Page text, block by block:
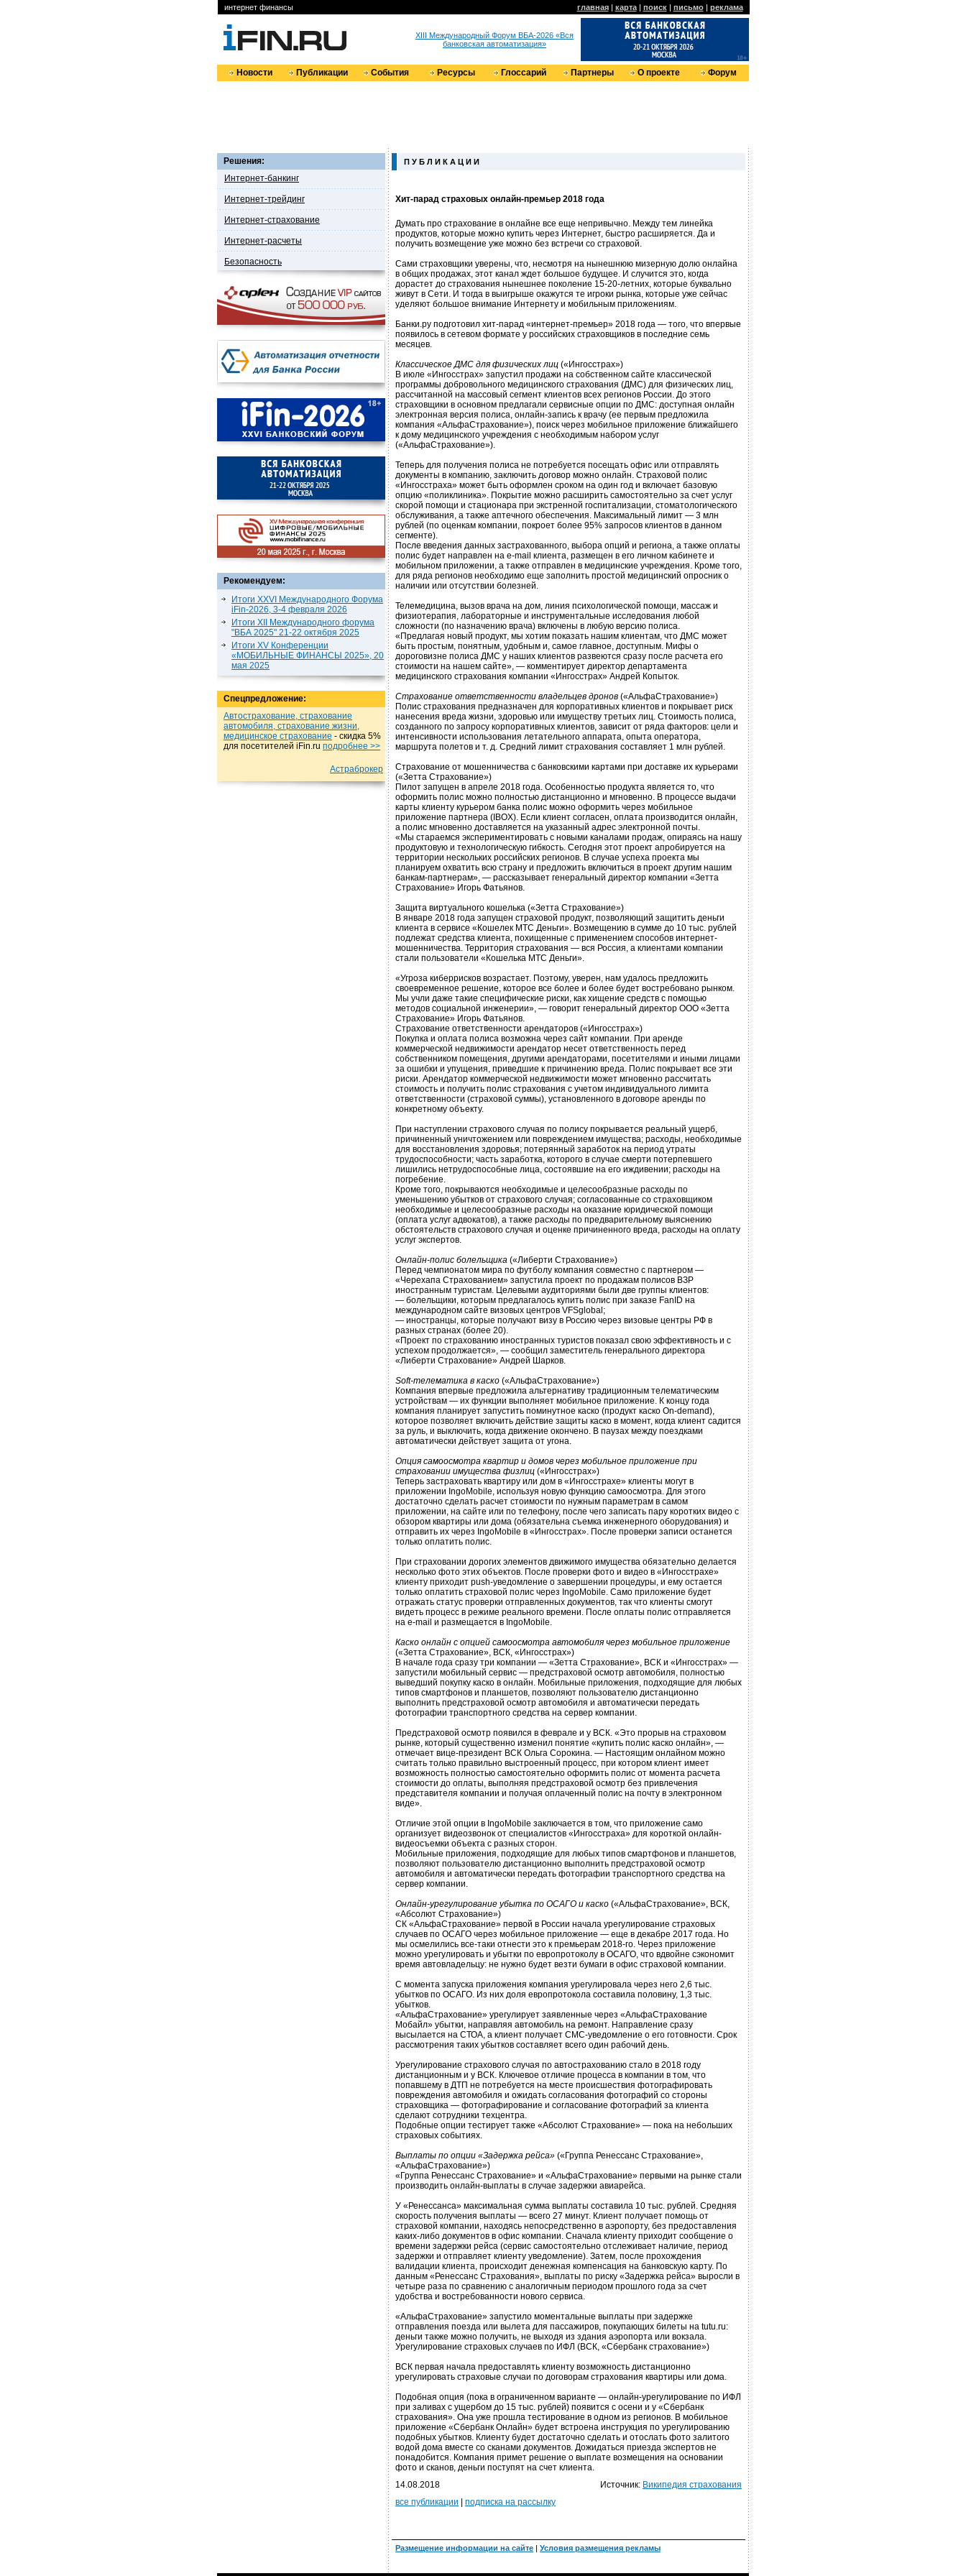
интернет финансы главная| карта| поиск| письмо| реклама
XIII Международный Форум ВБА-2026 «Вся
банковская автоматизация»
Новости Публикации События Ресурсы Глоссарий Партнеры О проекте Форум
Решения:
Интернет-банкинг
Интернет-трейдинг
Интернет-страхование
Интернет-расчеты
Безопасность
Рекомендуем:
Итоги XXVI Международного Форума
iFin-2026, 3-4 февраля 2026
Итоги XII Международного форума
"ВБА 2025" 21-22 октября 2025
Итоги XV Конференции
«МОБИЛЬНЫЕ ФИНАНСЫ 2025», 20
мая 2025
Спецпредложение:
Автострахование, страхование
автомобиля, страхование жизни,
медицинское страхование - cкидка 5%
для посетителей iFin.ru подробнеe >>
Астраброкер
П У Б Л И К А Ц И И
Хит-парад страховых онлайн-премьер 2018 года
Думать про страхование в онлайне все еще непривычно. Между тем линейка
продуктов, которые можно купить через Интернет, быстро расширяется. Да и
получить возмещение уже можно без встречи со страховой.
Сами страховщики уверены, что, несмотря на нынешнюю мизерную долю онлайна
в общих продажах, этот канал ждет большое будущее. И случится это, когда
дорастет до страхования нынешнее поколение 15-20-летних, которые буквально
живут в Сети. И тогда в выигрыше окажутся те игроки рынка, которые уже сейчас
уделяют большое внимание Интернету и мобильным приложениям.
Банки.ру подготовил хит-парад «интернет-премьер» 2018 года — того, что впервые
появилось в сетевом формате у российских страховщиков в последние семь
месяцев.
Классическое ДМС для физических лиц («Ингосстрах»)
В июле «Ингосстрах» запустил продажи на собственном сайте классической
программы добровольного медицинского страхования (ДМС) для физических лиц,
рассчитанной на массовый сегмент клиентов всех регионов России. До этого
страховщики в основном предлагали сервисные опции по ДМС: доступная онлайн
электронная версия полиса, онлайн-запись к врачу (ее первым предложила
компания «АльфаСтрахование»), поиск через мобильное приложение ближайшего
к дому медицинского учреждения с необходимым набором услуг
(«АльфаСтрахование»).
Теперь для получения полиса не потребуется посещать офис или отправлять
документы в компанию, заключить договор можно онлайн. Страховой полис
«Ингосстраха» может быть оформлен сроком на один год и включает базовую
опцию «поликлиника». Покрытие можно расширить самостоятельно за счет услуг
скорой помощи и стационара при экстренной госпитализации, стоматологического
обслуживания, а также аптечного обеспечения. Максимальный лимит — 3 млн
рублей (по оценкам компании, покроет более 95% запросов клиентов в данном
сегменте).
После введения данных застрахованного, выбора опций и региона, а также оплаты
полис будет направлен на e-mail клиента, размещен в его личном кабинете и
мобильном приложении, а также отправлен в медицинские учреждения. Кроме того,
для ряда регионов необходимо еще заполнить простой медицинский опросник о
наличии или отсутствии болезней.
Телемедицина, вызов врача на дом, линия психологической помощи, массаж и
физиотерапия, лабораторные и инструментальные исследования любой
сложности (по назначению врача) включены в любую версию полиса.
«Предлагая новый продукт, мы хотим показать нашим клиентам, что ДМС может
быть простым, понятным, удобным и, самое главное, доступным. Мифы о
дороговизне полиса ДМС у наших клиентов развеются сразу после расчета его
стоимости на нашем сайте», — комментирует директор департамента
медицинского страхования компании «Ингосстрах» Андрей Копыток.
Страхование ответственности владельцев дронов («АльфаСтрахование»)
Полис страхования предназначен для корпоративных клиентов и покрывает риск
нанесения вреда жизни, здоровью или имуществу третьих лиц. Стоимость полиса,
созданного по запросу корпоративных клиентов, зависит от ряда факторов: цели и
интенсивности использования летательного аппарата, опыта оператора,
маршрута полетов и т. д. Средний лимит страхования составляет 1 млн рублей.
Страхование от мошенничества с банковскими картами при доставке их курьерами
(«Зетта Страхование»)
Пилот запущен в апреле 2018 года. Особенностью продукта является то, что
оформить полис можно полностью дистанционно и мгновенно. В процессе выдачи
карты клиенту курьером банка полис можно оформить через мобильное
приложение партнера (IBOX). Если клиент согласен, оплата производится онлайн,
а полис мгновенно доставляется на указанный адрес электронной почты.
«Мы стараемся экспериментировать с новыми каналами продаж, опираясь на нашу
продуктовую и технологическую гибкость. Сегодня этот проект апробируется на
территории нескольких российских регионов. В случае успеха проекта мы
планируем охватить всю страну и предложить включиться в проект другим нашим
банкам-партнерам», — рассказывает генеральный директор компании «Зетта
Страхование» Игорь Фатьянов.
Защита виртуального кошелька («Зетта Страхование»)
В январе 2018 года запущен страховой продукт, позволяющий защитить деньги
клиента в сервисе «Кошелек МТС Деньги». Возмещению в сумме до 10 тыс. рублей
подлежат средства клиента, похищенные с применением способов интернет-
мошенничества. Территория страхования — вся Россия, а клиентами компании
стали пользователи «Кошелька МТС Деньги».
«Угроза киберрисков возрастает. Поэтому, уверен, нам удалось предложить
своевременное решение, которое все более и более будет востребовано рынком.
Мы учли даже такие специфические риски, как хищение средств с помощью
методов социальной инженерии», — говорит генеральный директор ООО «Зетта
Страхование» Игорь Фатьянов.
Страхование ответственности арендаторов («Ингосстрах»)
Покупка и оплата полиса возможна через сайт компании. При аренде
коммерческой недвижимости арендатор несет ответственность перед
собственником помещения, другими арендаторами, посетителями и иными лицами
за ошибки и упущения, приведшие к причинению вреда. Полис покрывает все эти
риски. Арендатор коммерческой недвижимости может мгновенно рассчитать
стоимость и получить полис страхования с учетом индивидуального лимита
ответственности (страховой суммы), установленного в договоре аренды по
конкретному объекту.
При наступлении страхового случая по полису покрывается реальный ущерб,
причиненный уничтожением или повреждением имущества; расходы, необходимые
для восстановления здоровья; потерянный заработок на период утраты
трудоспособности; часть заработка, которого в случае смерти потерпевшего
лишились нетрудоспособные лица, состоявшие на его иждивении; расходы на
погребение.
Кроме того, покрываются необходимые и целесообразные расходы по
уменьшению убытков от страхового случая; согласованные со страховщиком
необходимые и целесообразные расходы на оказание юридической помощи
(оплата услуг адвокатов), а также расходы по предварительному выяснению
обстоятельств страхового случая и оценке причиненного вреда, расходы на оплату
услуг экспертов.
Онлайн-полис болельщика («Либерти Страхование»)
Перед чемпионатом мира по футболу компания совместно с партнером —
«Черехапа Страхованием» запустила проект по продажам полисов ВЗР
иностранным туристам. Целевыми аудиториями были две группы клиентов:
— болельщики, которым предлагалось купить полис при заказе FanID на
международном сайте визовых центров VFSglobal;
— иностранцы, которые получают визу в Россию через визовые центры РФ в
разных странах (более 20).
«Проект по страхованию иностранных туристов показал свою эффективность и с
успехом продолжается», — сообщил заместитель генерального директора
«Либерти Страхование» Андрей Шарков.
Soft-телематика в каско («АльфаСтрахование»)
Компания впервые предложила альтернативу традиционным телематическим
устройствам — их функции выполняет мобильное приложение. К концу года
компания планирует запустить поминутное каско (продукт каско On-demand),
которое позволяет включить действие защиты каско в момент, когда клиент садится
за руль, и выключить, когда движение окончено. В паузах между поездками
автоматически действует защита от угона.
Опция самоосмотра квартир и домов через мобильное приложение при
страховании имущества физлиц («Ингосстрах»)
Теперь застраховать квартиру или дом в «Ингосстрахе» клиенты могут в
приложении IngoMobile, используя новую функцию самоосмотра. Для этого
достаточно сделать расчет стоимости по нужным параметрам в самом
приложении, на сайте или по телефону, после чего записать пару коротких видео с
обзором квартиры или дома (обязательна съемка инженерного оборудования) и
отправить их через IngoMobile в «Ингосстрах». После проверки записи останется
только оплатить полис.
При страховании дорогих элементов движимого имущества обязательно делается
несколько фото этих объектов. После проверки фото и видео в «Ингосстрахе»
клиенту приходит push-уведомление о завершении процедуры, и ему остается
только оплатить страховой полис через IngoMobile. Само приложение будет
отражать статус проверки отправленных документов, так что клиенты смогут
видеть процесс в режиме реального времени. После оплаты полис отправляется
на e-mail и размещается в IngoMobile.
Каско онлайн с опцией самоосмотра автомобиля через мобильное приложение
(«Зетта Страхование», ВСК, «Ингосстрах»)
В начале года сразу три компании — «Зетта Страхование», ВСК и «Ингосстрах» —
запустили мобильный сервис — предстраховой осмотр автомобиля, полностью
выведший покупку каско в онлайн. Мобильные приложения, подходящие для любых
типов смартфонов и планшетов, позволяют пользователю дистанционно
выполнить предстраховой осмотр автомобиля и автоматически передать
фотографии транспортного средства на сервер компании.
Предстраховой осмотр появился в феврале и у ВСК. «Это прорыв на страховом
рынке, который существенно изменил понятие «купить полис каско онлайн», —
отмечает вице-президент ВСК Ольга Сорокина. — Настоящим онлайном можно
считать только правильно выстроенный процесс, при котором клиент имеет
возможность полностью самостоятельно оформить полис от момента расчета
стоимости до оплаты, выполняя предстраховой осмотр без привлечения
представителя компании и получая оплаченный полис на почту в электронном
виде».
Отличие этой опции в IngoMobile заключается в том, что приложение само
организует видеозвонок от специалистов «Ингосстраха» для короткой онлайн-
видеосъемки объекта с разных сторон.
Мобильные приложения, подходящие для любых типов смартфонов и планшетов,
позволяют пользователю дистанционно выполнить предстраховой осмотр
автомобиля и автоматически передать фотографии транспортного средства на
сервер компании.
Онлайн-урегулирование убытка по ОСАГО и каско («АльфаСтрахование», ВСК,
«Абсолют Страхование»)
СК «АльфаСтрахование» первой в России начала урегулирование страховых
случаев по ОСАГО через мобильное приложение — еще в декабре 2017 года. Но
мы осмелились все-таки отнести это к премьерам 2018-го. Через приложение
можно урегулировать и убытки по европротоколу в ОСАГО, что вдвойне сэкономит
время автовладельцу: не нужно будет везти бумаги в офис страховой компании.
С момента запуска приложения компания урегулировала через него 2,6 тыс.
убытков по ОСАГО. Из них доля европротокола составила половину, 1,3 тыс.
убытков.
«АльфаСтрахование» урегулирует заявленные через «АльфаСтрахование
Мобайл» убытки, направляя автомобиль на ремонт. Направление сразу
высылается на СТОА, а клиент получает СМС-уведомление о его готовности. Срок
рассмотрения таких убытков составляет всего один рабочий день.
Урегулирование страхового случая по автострахованию стало в 2018 году
дистанционным и у ВСК. Ключевое отличие процесса в компании в том, что
попавшему в ДТП не потребуется на месте происшествия фотографировать
повреждения автомобиля и ожидать согласования фотографий со стороны
страховщика — фотографирование и согласование фотографий за клиента
сделают сотрудники техцентра.
Подобные опции тестирует также «Абсолют Страхование» — пока на небольших
страховых событиях.
Выплаты по опции «Задержка рейса» («Группа Ренессанс Страхование»,
«АльфаСтрахование»)
«Группа Ренессанс Страхование» и «АльфаСтрахование» первыми на рынке стали
производить онлайн-выплаты в случае задержки авиарейса.
У «Ренессанса» максимальная сумма выплаты составила 10 тыс. рублей. Средняя
скорость получения выплаты — всего 27 минут. Клиент получает помощь от
страховой компании, находясь непосредственно в аэропорту, без предоставления
каких-либо документов в офис компании. Сначала клиенту приходит сообщение о
времени задержки рейса (сервис самостоятельно отслеживает наличие, период
задержки и отправляет клиенту уведомление). Затем, после прохождения
валидации клиента, происходит денежная компенсация на банковскую карту. По
данным «Ренессанс Страхования», выплаты по риску «Задержка рейса» выросли в
четыре раза по сравнению с аналогичным периодом прошлого года за счет
удобства и востребованности нового сервиса.
«АльфаСтрахование» запустило моментальные выплаты при задержке
отправления поезда или вылета для пассажиров, покупающих билеты на tutu.ru:
деньги также можно получить, не выходя из здания аэропорта или вокзала.
Урегулирование страховых случаев по ИФЛ (ВСК, «Сбербанк страхование»)
ВСК первая начала предоставлять клиенту возможность дистанционно
урегулировать страховые случаи по договорам страхования квартиры или дома.
Подобная опция (пока в ограниченном варианте — онлайн-урегулирование по ИФЛ
при заливах с ущербом до 15 тыс. рублей) появится с осени и у «Сбербанк
страхования». Она уже прошла тестирование в одном из регионов. В мобильное
приложение «Сбербанк Онлайн» будет встроена инструкция по урегулированию
подобных убытков. Клиенту будет достаточно сделать и отослать фото залитого
водой дома вместе со сканами документов. Дожидаться приезда экспертов не
понадобится. Компания примет решение о выплате возмещения на основании
фото и сканов, деньги поступят на счет клиента.
14.08.2018
Источник: Википедия страхования
все публикации
подписка на рассылку
Размещение информации на сайте | Условия размещения рекламы